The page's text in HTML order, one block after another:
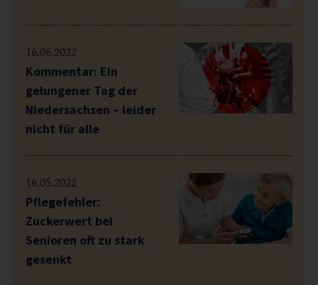
16.06.2022
Kommentar: Ein
gelungener Tag der
Niedersachsen – leider
nicht für alle
16.05.2022
Pflegefehler:
Zuckerwert bei
Senioren oft zu stark
gesenkt